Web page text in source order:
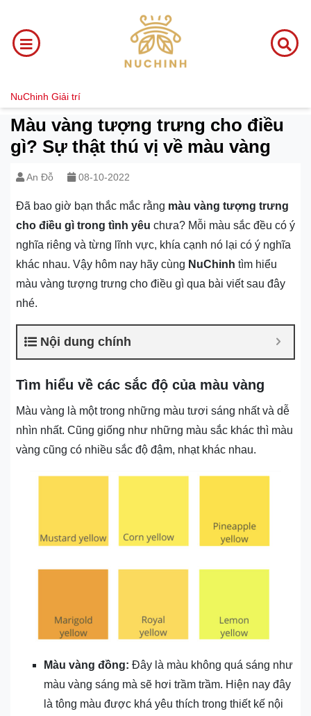
NuChinh Giải trí
Màu vàng tượng trưng cho điều
gì? Sự thật thú vị về màu vàng
An Đỗ 08-10-2022
Đã bao giờ bạn thắc mắc rằng màu vàng tượng trưng
cho điều gì trong tình yêu chưa? Mỗi màu sắc đều có ý
nghĩa riêng và từng lĩnh vực, khía cạnh nó lại có ý nghĩa
khác nhau. Vậy hôm nay hãy cùng NuChinh tìm hiểu
màu vàng tượng trưng cho điều gì qua bài viết sau đây
nhé.
Nội dung chính
Tìm hiểu về các sắc độ của màu vàng
Màu vàng là một trong những màu tươi sáng nhất và dễ
nhìn nhất. Cũng giống như những màu sắc khác thì màu
vàng cũng có nhiều sắc độ đậm, nhạt khác nhau.
Màu vàng đồng: Đây là màu không quá sáng như
màu vàng sáng mà sẽ hơi trầm trầm. Hiện nay đây
là tông màu được khá yêu thích trong thiết kế nội